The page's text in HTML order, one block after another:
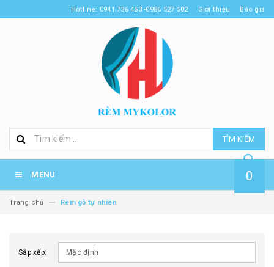
Hotline: 0941 736 463 -0986 527 502 Giới thiệu Báo giá
TÌM KIẾM
MENU 0
Trang chủ Rèm gỗ tự nhiên
Sắp xếp: